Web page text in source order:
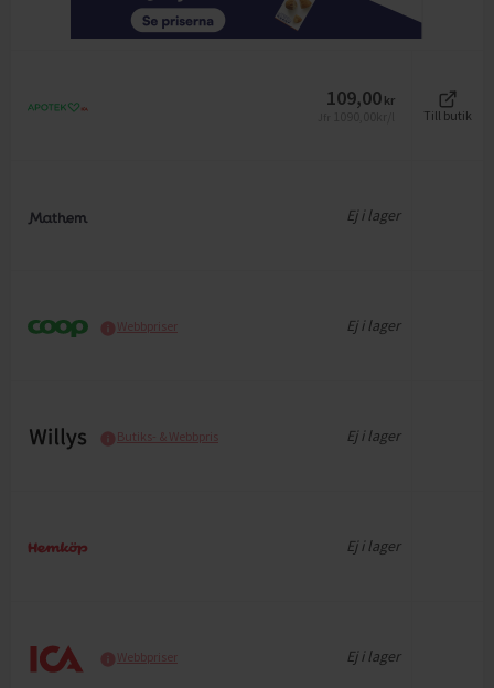
109,00 kr
Till butik
Ej i lager
Webbpriser Ej i lager
Butiks- & Webbpris Ej i lager
Ej i lager
Webbpriser Ej i lager